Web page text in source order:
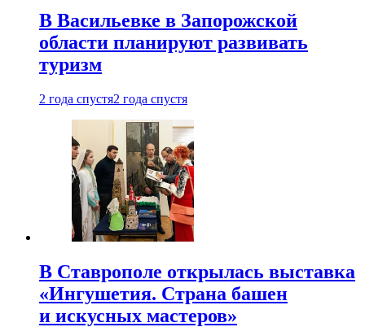
В Васильевке в Запорожской
области планируют развивать
туризм
2 года спустя2 года спустя
В Ставрополе открылась выставка
«Ингушетия. Страна башен
и искусных мастеров»